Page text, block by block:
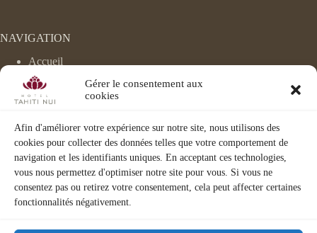
Gérer le consentement aux
cookies
Afin d'améliorer votre expérience sur notre site, nous utilisons des
cookies pour collecter des données telles que votre comportement de
navigation et les identifiants uniques. En acceptant ces technologies,
vous nous permettez d'optimiser notre site pour vous. Si vous ne
consentez pas ou retirez votre consentement, cela peut affecter certaines
fonctionnalités négativement.
NAVIGATION
Accueil
Hébergement
Évènements
Le Velvet
Spa/Fitness
Activités
Corporate
Visite 3D